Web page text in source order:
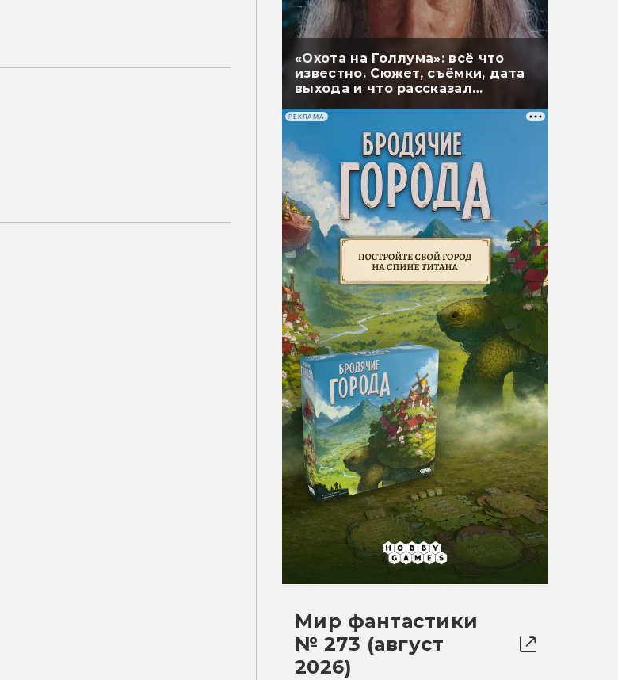
«Охота на Голлума»: всё что
известно. Сюжет, съёмки, дата
выхода и что рассказал
РЕКЛАМА
Мир фантастики
№ 273 (август
2026)